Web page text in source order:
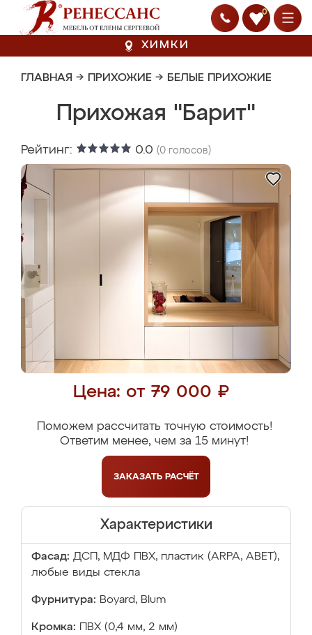
0
ХИМКИ
ГЛАВНАЯ → ПРИХОЖИЕ → БЕЛЫЕ ПРИХОЖИЕ
Прихожая "Барит"
Рейтинг: 0.0 (0 голосов)
Цена: от 79 000 ₽
Поможем рассчитать точную стоимость!
Ответим менее, чем за 15 минут!
ЗАКАЗАТЬ РАСЧЁТ
Характеристики
Фасад: ДСП, МДФ ПВХ, пластик (ARPA, ABET),
любые виды стекла
Фурнитура: Boyard, Blum
Кромка: ПВХ (0,4 мм, 2 мм)